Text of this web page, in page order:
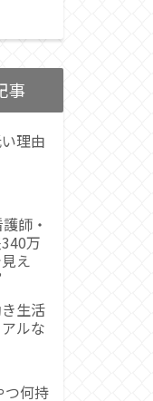
事
理由
師・
万
え
生活
ルな
つ何持